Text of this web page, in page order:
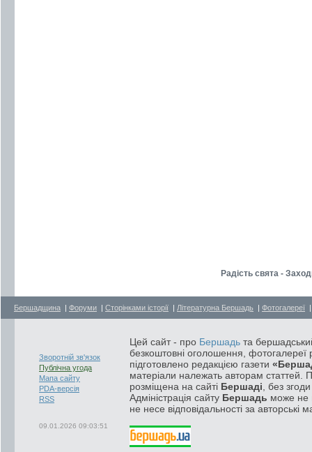
Радість свята -
Бершадщина | Форуми | Сторінками історії | Літературна Бершадь | Фотогалереї
Зворотній зв'язок
Публічна угода
Мапа сайту
PDA-версія
RSS
09.01.2026 09:03:51
Цей сайт - про Бершадь та
безкоштовні оголошення, фотогалереї
підготовлено редакцією газети
матеріали належать авторам статтей.
розміщена на сайті Бершаді , без
Адміністрація сайту Бершадь може не
не несе відповідальності за авторські